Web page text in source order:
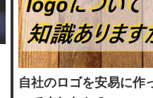
自社のロゴを安易に作